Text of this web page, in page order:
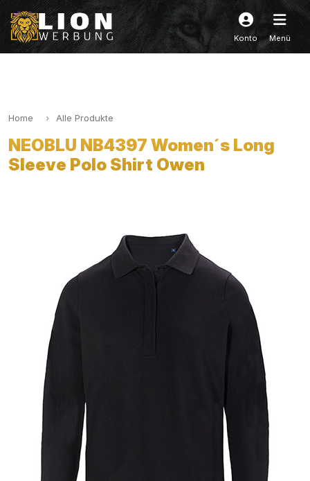
Konto Menü
Home Alle Produkte
NEOBLU NB4397 Women´s Long
Sleeve Polo Shirt Owen